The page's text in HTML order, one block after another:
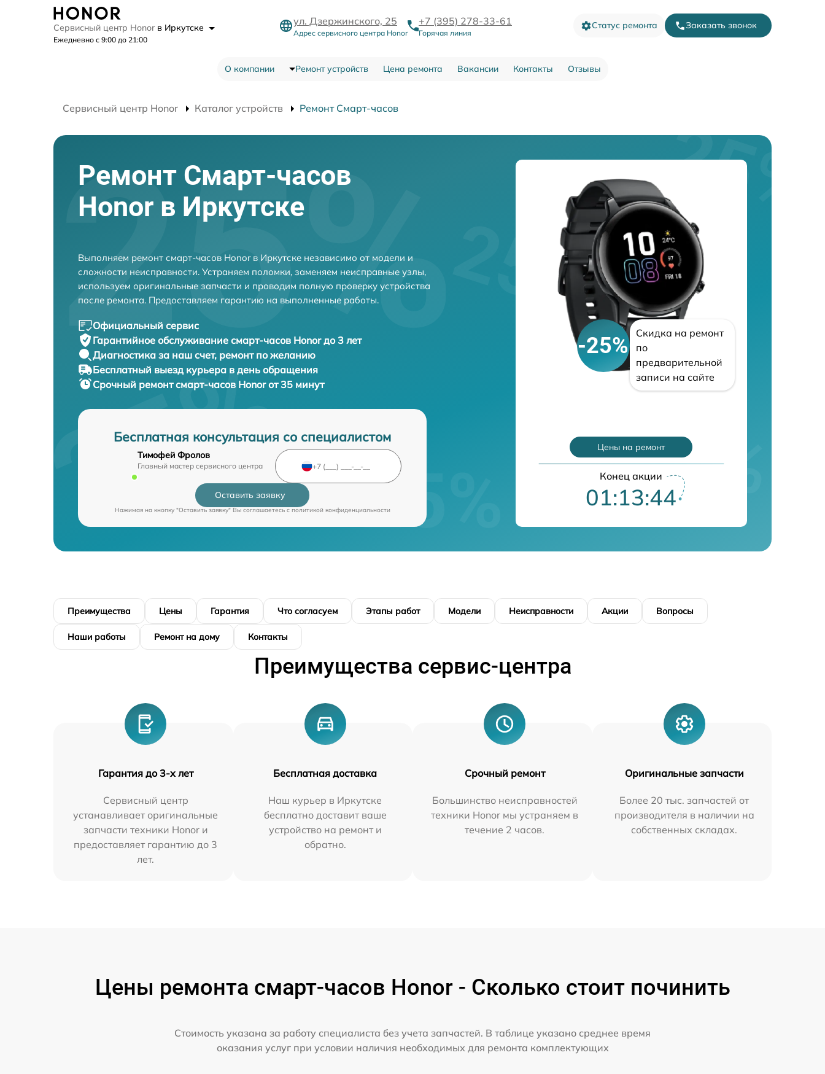
Сервисный центр Honor в Иркутске
Ежедневно с 9:00 до 21:00
ул. Дзержинского, 25
Адрес сервисного центра Honor
+7 (395) 278-33-61
Горячая линия
Статус ремонта Заказать звонок
О компании Ремонт устройств Цена ремонта Вакансии Контакты Отзывы
Сервисный центр Honor Каталог устройств Ремонт Смарт-часов
Ремонт Смарт-часов
Honor в Иркутске
Выполняем ремонт смарт-часов Honor в Иркутске независимо от модели и
сложности неисправности. Устраняем поломки, заменяем неисправные узлы,
используем оригинальные запчасти и проводим полную проверку устройства
после ремонта. Предоставляем гарантию на выполненные работы.
Официальный сервис
Гарантийное обслуживание смарт-часов Honor до 3 лет
Диагностика за наш счет, ремонт по желанию
Бесплатный выезд курьера в день обращения
Срочный ремонтсмарт-часов Honor от 35 минут
Бесплатная консультация со специалистом
Тимофей Фролов
Главный мастер сервисного центра
Оставить заявку
Нажимая на кнопку "Оставить заявку" Вы соглашаетесь cполитикой конфиденциальности
-25%
Скидка на ремонт
по
предварительной
записи на сайте
Цены на ремонт
Конец акции
01:13:43
Преимущества Цены Гарантия Что согласуем Этапы работ Модели Неисправности Акции Вопросы
Наши работы Ремонт на дому Контакты
Преимущества сервис-центра
Гарантия до 3-х лет
Сервисный центр
устанавливает оригинальные
запчасти техники Honor и
предоставляет гарантию до 3
лет.
Бесплатная доставка
Наш курьер в Иркутске
бесплатно доставит ваше
устройство на ремонт и
обратно.
Срочный ремонт
Большинство неисправностей
техники Honor мы устраняем в
течение 2 часов.
Оригинальные запчасти
Более 20 тыс. запчастей от
производителя в наличии на
собственных складах.
Цены ремонта смарт-часов Honor - Сколько стоит починить
Стоимость указана за работу специалиста без учета запчастей. В таблице указано среднее время
оказания услуг при условии наличия необходимых для ремонта комплектующих